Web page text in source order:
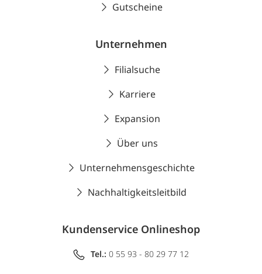
Gutscheine
Unternehmen
Filialsuche
Karriere
Expansion
Über uns
Unternehmensgeschichte
Nachhaltigkeitsleitbild
Kundenservice Onlineshop
Tel.: 0 55 93 - 80 29 77 12